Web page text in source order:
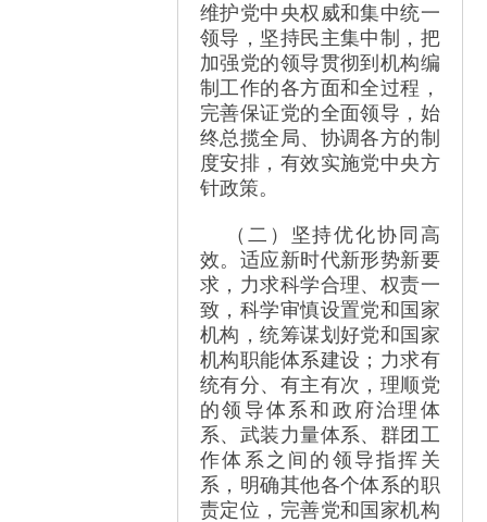
维护党中央权威和集中统一
领导，坚持民主集中制，把
加强党的领导贯彻到机构编
制工作的各方面和全过程，
完善保证党的全面领导，始
终总揽全局、协调各方的制
度安排，有效实施党中央方
针政策。
（二）坚持优化协同高
效。适应新时代新形势新要
求，力求科学合理、权责一
致，科学审慎设置党和国家
机构，统筹谋划好党和国家
机构职能体系建设；力求有
统有分、有主有次，理顺党
的领导体系和政府治理体
系、武装力量体系、群团工
作体系之间的领导指挥关
系，明确其他各个体系的职
责定位，完善党和国家机构